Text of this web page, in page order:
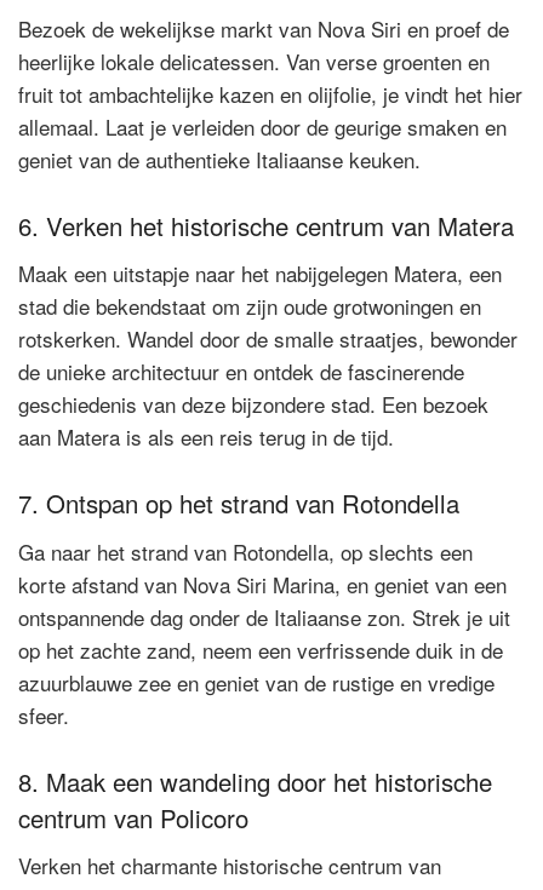
Bezoek de wekelijkse markt van Nova Siri en proef de
heerlijke lokale delicatessen. Van verse groenten en
fruit tot ambachtelijke kazen en olijfolie, je vindt het hier
allemaal. Laat je verleiden door de geurige smaken en
geniet van de authentieke Italiaanse keuken.
6. Verken het historische centrum van Matera
Maak een uitstapje naar het nabijgelegen Matera, een
stad die bekendstaat om zijn oude grotwoningen en
rotskerken. Wandel door de smalle straatjes, bewonder
de unieke architectuur en ontdek de fascinerende
geschiedenis van deze bijzondere stad. Een bezoek
aan Matera is als een reis terug in de tijd.
7. Ontspan op het strand van Rotondella
Ga naar het strand van Rotondella, op slechts een
korte afstand van Nova Siri Marina, en geniet van een
ontspannende dag onder de Italiaanse zon. Strek je uit
op het zachte zand, neem een verfrissende duik in de
azuurblauwe zee en geniet van de rustige en vredige
sfeer.
8. Maak een wandeling door het historische
centrum van Policoro
Verken het charmante historische centrum van